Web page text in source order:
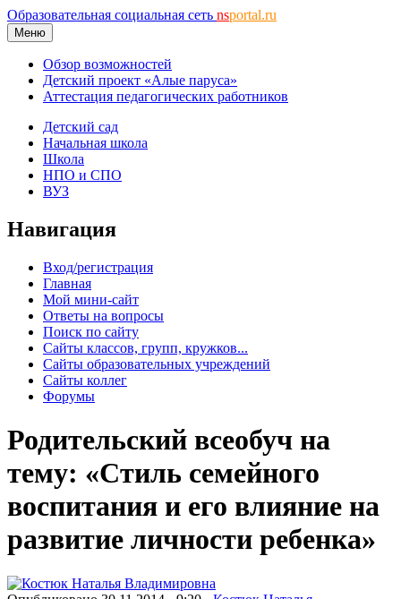
Образовательная социальная сеть nsportal.ru
Меню
Обзор возможностей
Детский проект «Алые паруса»
Аттестация педагогических работников
Детский сад
Начальная школа
Школа
НПО и СПО
ВУЗ
Навигация
Вход/регистрация
Главная
Мой мини-сайт
Ответы на вопросы
Поиск по сайту
Сайты классов, групп, кружков...
Сайты образовательных учреждений
Сайты коллег
Форумы
Родительский всеобуч на
тему: «Стиль семейного
воспитания и его влияние на
развитие личности ребенка»